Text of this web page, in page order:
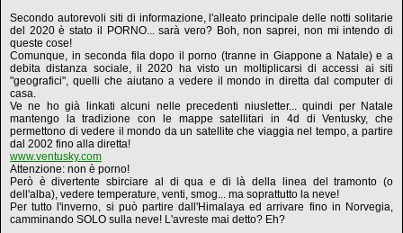
Secondo autorevoli siti di informazione, l'alleato principale delle notti solitarie
del 2020 è stato il PORNO... sarà vero? Boh, non saprei, non mi intendo di
queste cose!
Comunque, in seconda fila dopo il porno (tranne in Giappone a Natale) e a
debita distanza sociale, il 2020 ha visto un moltiplicarsi di accessi ai siti
"geografici", quelli che aiutano a vedere il mondo in diretta dal computer di
casa.
Ve ne ho già linkati alcuni nelle precedenti niusletter... quindi per Natale
mantengo la tradizione con le mappe satellitari in 4d di Ventusky, che
permettono di vedere il mondo da un satellite che viaggia nel tempo, a partire
dal 2002 fino alla diretta!
www.ventusky.com
Attenzione: non è porno!
Però è divertente sbirciare al di qua e di là della linea del tramonto (o
dell'alba), vedere temperature, venti, smog... ma soprattutto la neve!
Per tutto l'inverno, si può partire dall'Himalaya ed arrivare fino in Norvegia,
camminando SOLO sulla neve! L'avreste mai detto? Eh?